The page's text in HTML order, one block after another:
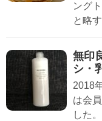
ング
と略
無印
シ・
2018
は会
した